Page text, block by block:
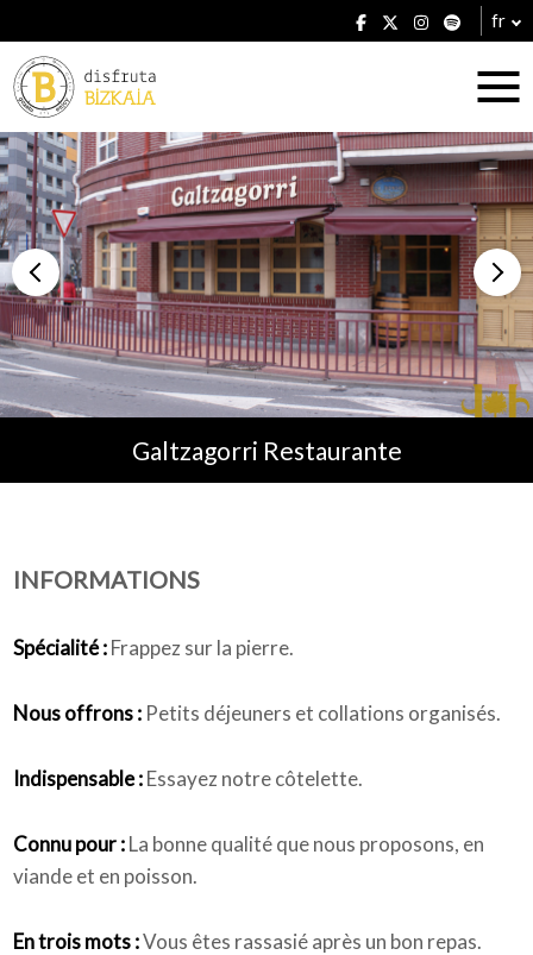
fr
Hébergement
Établissements
Plans
Galtzagorri Restaurante
INFORMATIONS
Spécialité :Frappez sur la pierre.
Nous offrons : Petits déjeuners et collations organisés.
Indispensable :Essayez notre côtelette.
Connu pour :La bonne qualité que nous proposons, en
viande et en poisson.
En trois mots :Vous êtes rassasié après un bon repas.